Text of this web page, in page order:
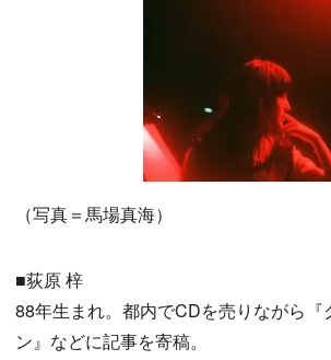
（写真＝馬場真海）
■荻原 梓
88年生まれ。都内でCDを売りながら『
ン』などに記事を寄稿。